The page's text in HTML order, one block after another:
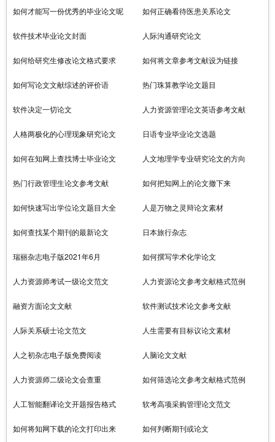
如何才能写一份优秀的毕业论文呢 如何正确看待医患关系论文
软件技术毕业论文封面 人际沟通研究论文
如何给研究生修改论文格式要求 如何将文章参考文献设为链接
如何写论文文献综述的评价语 热门珠算教学论文题目
软件决定一切论文 人力资源管理论文英语参考文献
人格两极化的心理现象研究论文 日语专业毕业论文选题
如何在知网上查找博士毕业论文 人文地理学专业研究论文的方向
热门行政管理生论文参考文献 如何把知网上的论文撤下来
如何快速写出学位论文题目大全 人是万物之灵辩论文素材
如何查找某个期刊的最新论文 日本旅行杂志
瑞丽杂志电子版2021年6月 如何撰写学术化学论文
人力资源师考试一级论文范文 人力资源论文参考文献格式范例
融资方面论文文献 软件测试技术论文参考文献
人际关系硕士论文范文 人生需要有目标议论文素材
人之初杂志电子版免费阅读 人脑论文文献
人力资源师二级论文会查重 如何筛选论文参考文献格式范例
人工智能翻译论文开题报告格式 软考高项采购管理论文范文
如何将知网下载的论文打印出来 如何判断期刊或论文